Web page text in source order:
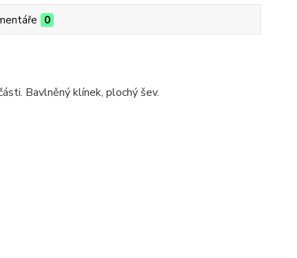
0
Bavlněný klínek, plochý šev.